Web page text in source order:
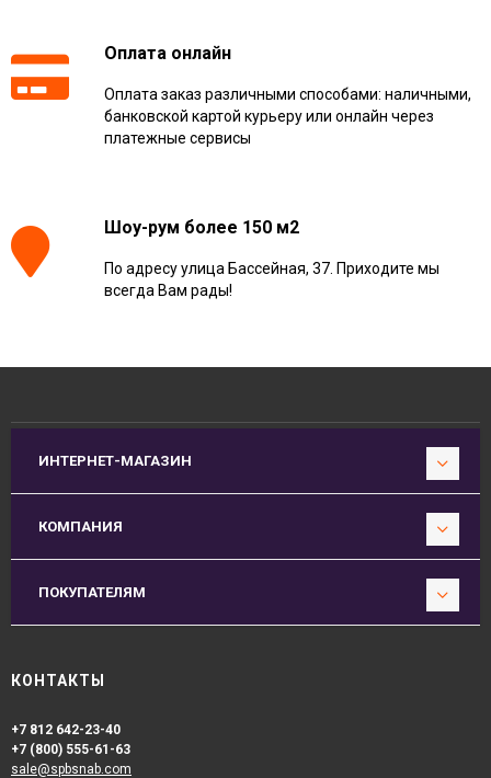
Оплата онлайн
Оплата заказ различными способами: наличными,
банковской картой курьеру или онлайн через
платежные сервисы
Шоу-рум более 150 м2
По адресу улица Бассейная, 37. Приходите мы
всегда Вам рады!
ИНТЕРНЕТ-МАГАЗИН
КОМПАНИЯ
ПОКУПАТЕЛЯМ
КОНТАКТЫ
+7 812 642-23-40
+7 (800) 555-61-63
sale@spbsnab.com